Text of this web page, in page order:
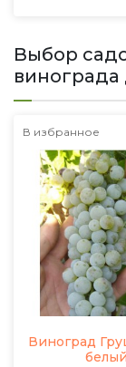
Выбор
В избранное
Виноград
белый